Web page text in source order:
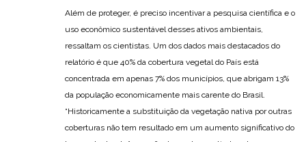
Além de proteger, é preciso incentivar a pesquisa científica e o
uso econômico sustentável desses ativos ambientais,
ressaltam os cientistas. Um dos dados mais destacados do
relatório é que 40% da cobertura vegetal do País está
concentrada em apenas 7% dos municípios, que abrigam 13%
da população economicamente mais carente do Brasil.
“Historicamente a substituição da vegetação nativa por outras
coberturas não tem resultado em um aumento significativo do